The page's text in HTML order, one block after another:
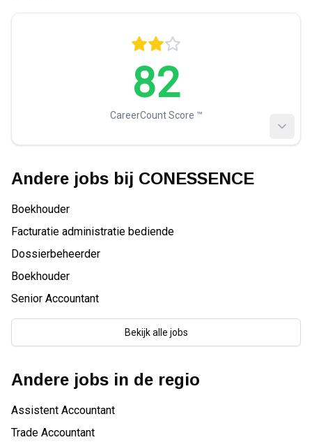
82
CareerCount Score ™️
Andere jobs bij CONESSENCE
Boekhouder
Facturatie administratie bediende
Dossierbeheerder
Boekhouder
Senior Accountant
Bekijk alle jobs
Andere jobs in de regio
Assistent Accountant
Trade Accountant